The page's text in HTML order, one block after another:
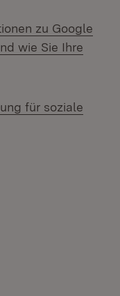
zu Google
wie Sie Ihre
für soziale